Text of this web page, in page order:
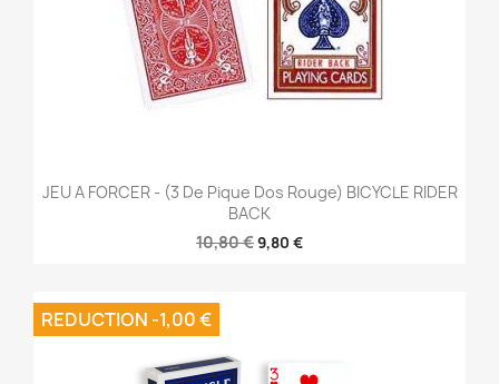
JEU A FORCER - (3 De Pique Dos Rouge) BICYCLE RIDER
BACK
10,80 €9,80 €
REDUCTION -1,00 €